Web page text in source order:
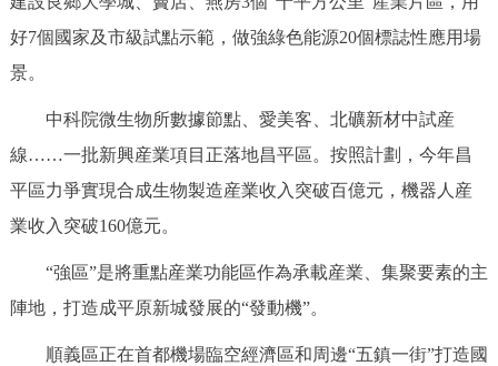
好7個國家及市級試點示範，做強綠色能源20個標誌性應用場
景。
中科院微生物所數據節點、愛美客、北礦新材中試産
線……一批新興産業項目正落地昌平區。按照計劃，今年昌
平區力爭實現合成生物製造産業收入突破百億元，機器人産
業收入突破160億元。
“強區”是將重點産業功能區作為承載産業、集聚要素的主
陣地，打造成平原新城發展的“發動機”。
順義區正在首都機場臨空經濟區和周邊“五鎮一街”打造國